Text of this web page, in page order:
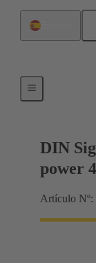
DIN
power
Artículo Nº: